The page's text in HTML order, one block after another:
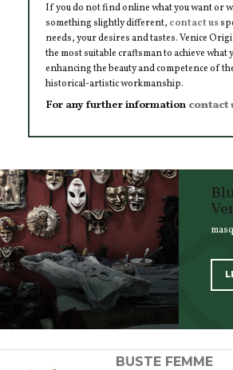
If you do not find online what you want or
something slightly different, contact us
needs, your desires and tastes. Venice
the most suitable craftsman to achieve what
enhancing the beauty and competence of
historical-artistic workmanship.
For any further information contact
BUSTE FEMME